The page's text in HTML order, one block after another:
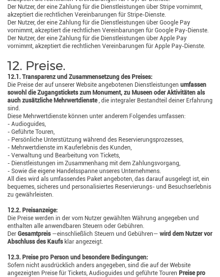
Der Nutzer, der eine Zahlung für die Dienstleistungen über Stripe vornimmt,
akzeptiert die rechtlichen Vereinbarungen für Stripe-Dienste.
Der Nutzer, der eine Zahlung für die Dienstleistungen über Google Pay
vornimmt, akzeptiert die rechtlichen Vereinbarungen für Google Pay-Dienste.
Der Nutzer, der eine Zahlung für die Dienstleistungen über Apple Pay
vornimmt, akzeptiert die rechtlichen Vereinbarungen für Apple Pay-Dienste.
12. Preise.
12.1. Transparenz und Zusammensetzung des Preises:
Die Preise der auf unserer Website angebotenen Dienstleistungen umfassen
sowohl die Zugangstickets zum Monument, zu Museen oder Aktivitäten als
auch zusätzliche Mehrwertdienste, die integraler Bestandteil deiner Erfahrung
sind.
Diese Mehrwertdienste können unter anderem Folgendes umfassen:
- Audioguides,
- Geführte Touren,
- Persönliche Unterstützung während des Reservierungsprozesses,
- Mehrwertdienste im Kauferlebnis des Kunden,
- Verwaltung und Bearbeitung von Tickets,
- Dienstleistungen im Zusammenhang mit dem Zahlungsvorgang,
- Sowie die eigene Handelsspanne unseres Unternehmens.
All dies wird als umfassendes Paket angeboten, das darauf ausgelegt ist, ein
bequemes, sicheres und personalisiertes Reservierungs- und Besuchserlebnis
zu gewährleisten.
12.2. Preisanzeige:
Die Preise werden in der vom Nutzer gewählten Währung angegeben und
enthalten alle anwendbaren Steuern oder Gebühren.
Der Gesamtpreis —einschließlich Steuern und Gebühren— wird dem Nutzer vor
Abschluss des Kaufsklar angezeigt.
12.3. Preise pro Person und besondere Bedingungen:
Sofern nicht ausdrücklich anders angegeben, sind die auf der Website
angezeigten Preise für Tickets, Audioguides und geführte Touren Preise pro